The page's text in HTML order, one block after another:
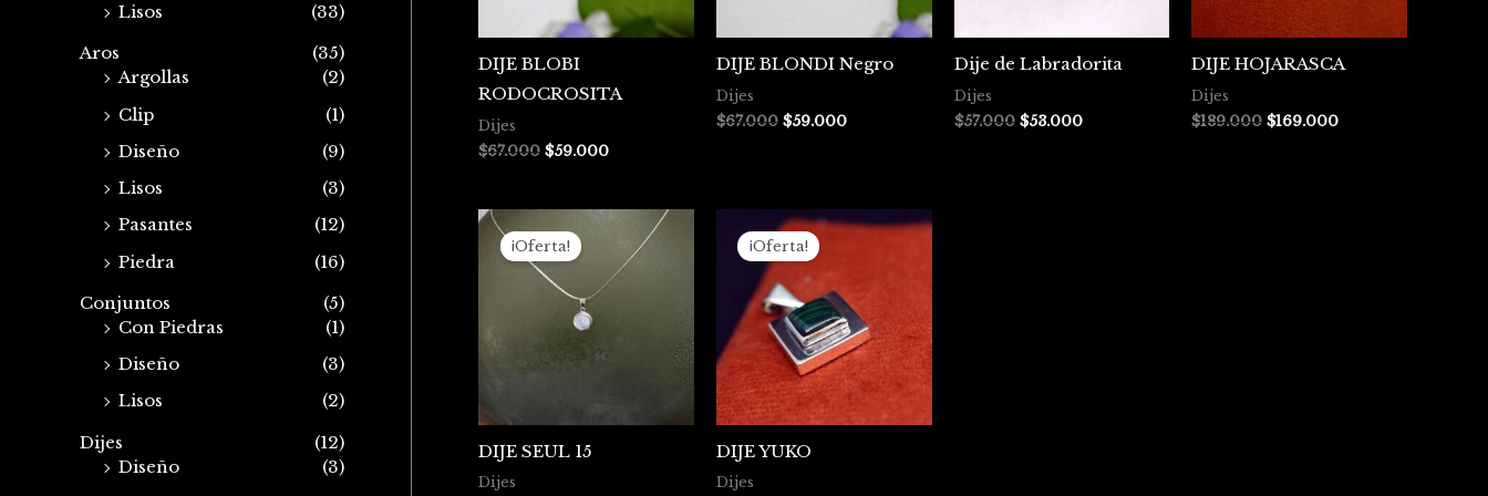
Lisos
(33)
Aros
(35)
Argollas
(2)
Clip
(1)
Diseño
(9)
Lisos
(3)
Pasantes
(12)
Piedra
(16)
Conjuntos
(5)
Con Piedras
(1)
Diseño
(3)
Lisos
(2)
Dijes
(12)
Diseño
(3)
DIJE BLOBI
RODOCROSITA
Dijes
$67.000 $59.000
DIJE BLONDI Negro
Dijes
$67.000 $59.000
Dije de Labradorita
Dijes
$57.000 $53.000
DIJE HOJARASCA
Dijes
$189.000 $169.000
¡Oferta!
DIJE SEUL 15
Dijes
precio
original
$155.000.
precio
actual
es:
¡Oferta!
DIJE YUKO
Dijes
El
precio
original
era:
$129.000.
El
precio